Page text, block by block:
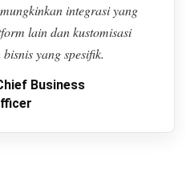
integrasi yang
lain dan kustomisasi
yang spesifik.
Business